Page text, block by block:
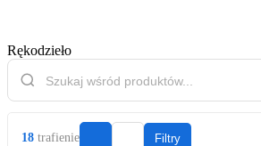
Rękodzieło
18 trafienie Filtry